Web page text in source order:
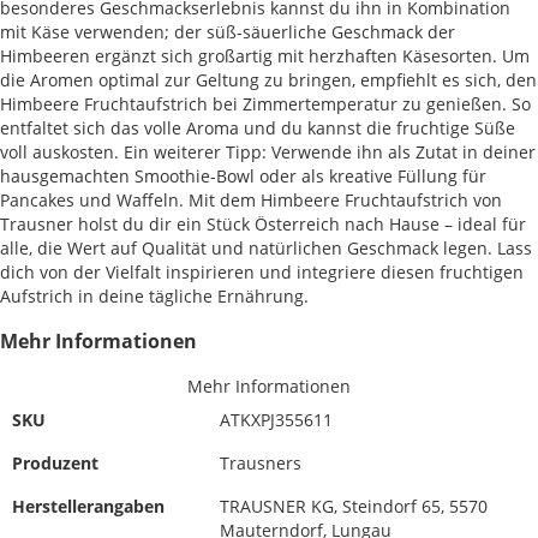
besonderes Geschmackserlebnis kannst du ihn in Kombination
mit Käse verwenden; der süß-säuerliche Geschmack der
Himbeeren ergänzt sich großartig mit herzhaften Käsesorten. Um
die Aromen optimal zur Geltung zu bringen, empfiehlt es sich, den
Himbeere Fruchtaufstrich bei Zimmertemperatur zu genießen. So
entfaltet sich das volle Aroma und du kannst die fruchtige Süße
voll auskosten. Ein weiterer Tipp: Verwende ihn als Zutat in deiner
hausgemachten Smoothie-Bowl oder als kreative Füllung für
Pancakes und Waffeln. Mit dem Himbeere Fruchtaufstrich von
Trausner holst du dir ein Stück Österreich nach Hause – ideal für
alle, die Wert auf Qualität und natürlichen Geschmack legen. Lass
dich von der Vielfalt inspirieren und integriere diesen fruchtigen
Aufstrich in deine tägliche Ernährung.
Mehr Informationen
Mehr Informationen
SKU
ATKXPJ355611
Produzent
Trausners
Herstellerangaben
TRAUSNER KG, Steindorf 65, 5570
Mauterndorf, Lungau